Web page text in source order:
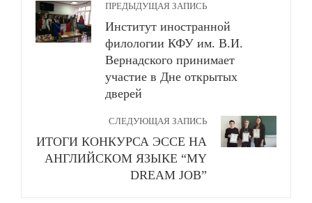
ПРЕДЫДУЩАЯ ЗАПИСЬ
Институт иностранной
филологии КФУ им. В.И.
Вернадского принимает
участие в Дне открытых
дверей
СЛЕДУЮЩАЯ ЗАПИСЬ
ИТОГИ КОНКУРСА ЭССЕ НА
АНГЛИЙСКОМ ЯЗЫКЕ “MY
DREAM JOB”